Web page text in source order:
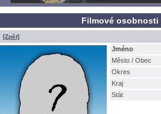
Filmové osobnosti
[Zpět]
Jméno
Město / Obec
Okres
Kraj
Stát